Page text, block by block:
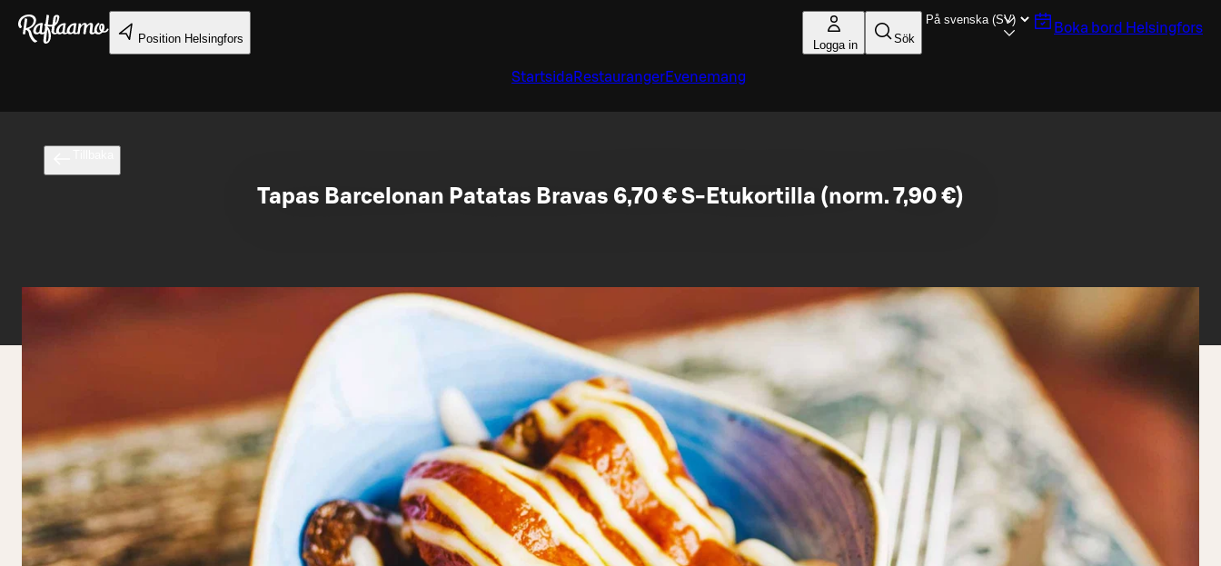
Gå till huvudinnehållet
Position Helsingfors Logga in Sök
Boka bord Helsingfors
Startsida RestaurangerEvenemang
Tapas Barcelonan Patatas Bravas 6,70 € S-Etukortilla (norm. 7,90 €)